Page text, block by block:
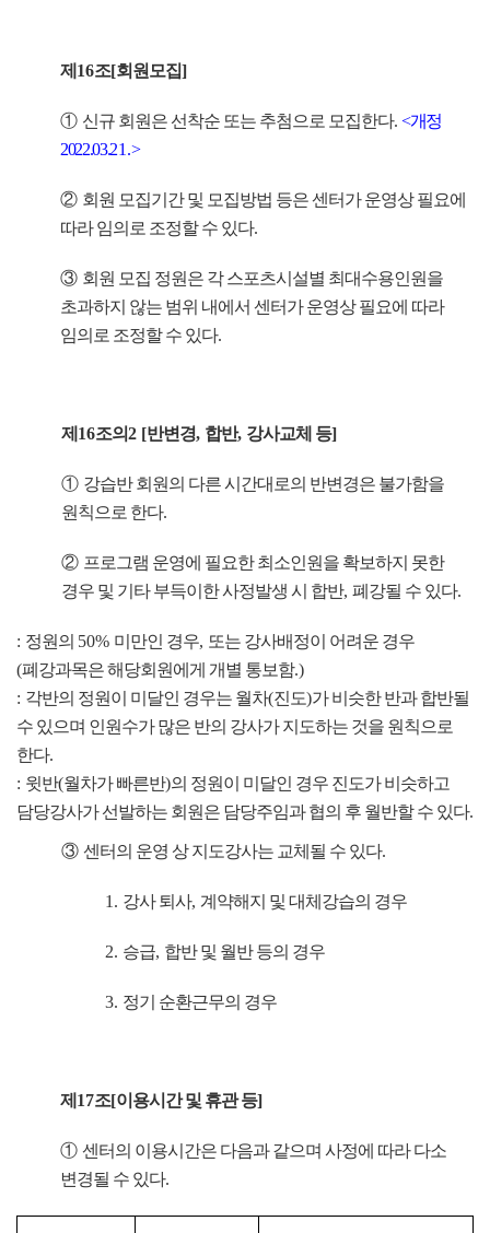
제 16조[회원모집]
① 신규 회원은 선착순 또는 추첨으로 모집한다. <개정
2022.03.21.>
② 회원 모집기간 및 모집방법 등은 센터가 운영상 필요에
따라 임의로 조정할 수 있다.
③ 회원 모집 정원은 각 스포츠시설별 최대수용인원을
초과하지 않는 범위 내에서 센터가 운영상 필요에 따라
임의로 조정할 수 있다.
제 16조의2 [반변경, 합반, 강사교체 등]
① 강습반 회원의 다른 시간대로의 반변경은 불가함을
원칙으로 한다.
② 프로그램 운영에 필요한 최소인원을 확보하지 못한
경우 및 기타 부득이한 사정발생 시 합반, 폐강될 수 있다.
: 정원의 50% 미만인 경우, 또는 강사배정이 어려운 경우
(폐강과목은 해당회원에게 개별 통보함.)
: 각반의 정원이 미달인 경우는 월차(진도)가 비슷한 반과 합반될
수 있으며 인원수가 많은 반의 강사가 지도하는 것을 원칙으로
한다.
: 윗반(월차가 빠른반)의 정원이 미달인 경우 진도가 비슷하고
담당강사가 선발하는 회원은 담당주임과 협의 후 월반할 수 있다.
③ 센터의 운영 상 지도강사는 교체될 수 있다.
1. 강사 퇴사, 계약해지 및 대체강습의 경우
2. 승급, 합반 및 월반 등의 경우
3. 정기 순환근무의 경우
제 17조[이용시간 및 휴관 등]
① 센터의 이용시간은 다음과 같으며 사정에 따라 다소
변경될 수 있다.